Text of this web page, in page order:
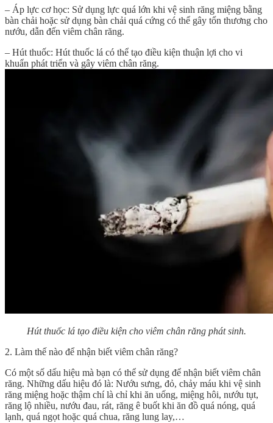
– Áp lực cơ học: Sử dụng lực quá lớn khi vệ sinh răng miệng bằng
bàn chải hoặc sử dụng bàn chải quá cứng có thể gây tổn thương cho
nướu, dẫn đến viêm chân răng.
– Hút thuốc: Hút thuốc lá có thể tạo điều kiện thuận lợi cho vi
khuẩn phát triển và gây viêm chân răng.
Hút thuốc lá tạo điều kiện cho viêm chân răng phát sinh.
2. Làm thế nào để nhận biết viêm chân răng?
Có một số dấu hiệu mà bạn có thể sử dụng để nhận biết viêm chân
răng. Những dấu hiệu đó là: Nướu sưng, đỏ, chảy máu khi vệ sinh
răng miệng hoặc thậm chí là chỉ khi ăn uống, miệng hôi, nướu tụt,
răng lộ nhiều, nướu đau, rát, răng ê buốt khi ăn đồ quá nóng, quá
lạnh, quá ngọt hoặc quá chua, răng lung lay,…